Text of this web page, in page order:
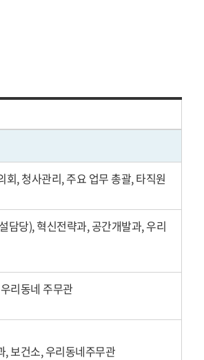
, 청사관리, 주요 업무 총괄, 타직원
담당), 혁신전략과, 공간개발과, 우리
리동네 주무관
, 보건소, 우리동네주무관